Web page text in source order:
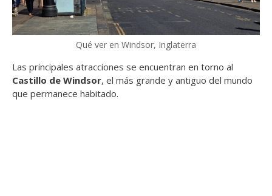
Qué ver en Windsor, Inglaterra
Las principales atracciones se encuentran en torno al
Castillo de Windsor, el más grande y antiguo del mundo
que permanece habitado.